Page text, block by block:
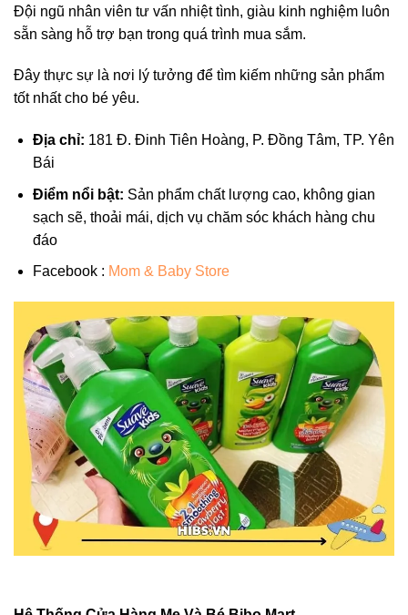
Đội ngũ nhân viên tư vấn nhiệt tình, giàu kinh nghiệm luôn
sẵn sàng hỗ trợ bạn trong quá trình mua sắm.
Đây thực sự là nơi lý tưởng để tìm kiếm những sản phẩm
tốt nhất cho bé yêu.
Địa chỉ: 181 Đ. Đinh Tiên Hoàng, P. Đồng Tâm, TP. Yên
Bái
Điểm nổi bật: Sản phẩm chất lượng cao, không gian
sạch sẽ, thoải mái, dịch vụ chăm sóc khách hàng chu
đáo
Facebook : Mom & Baby Store